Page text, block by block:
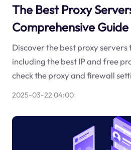
The Best Proxy
Comprehensive Guide
Discover the best proxy
including the best IP and free
check the proxy and firewall
2025-03-22 04:00